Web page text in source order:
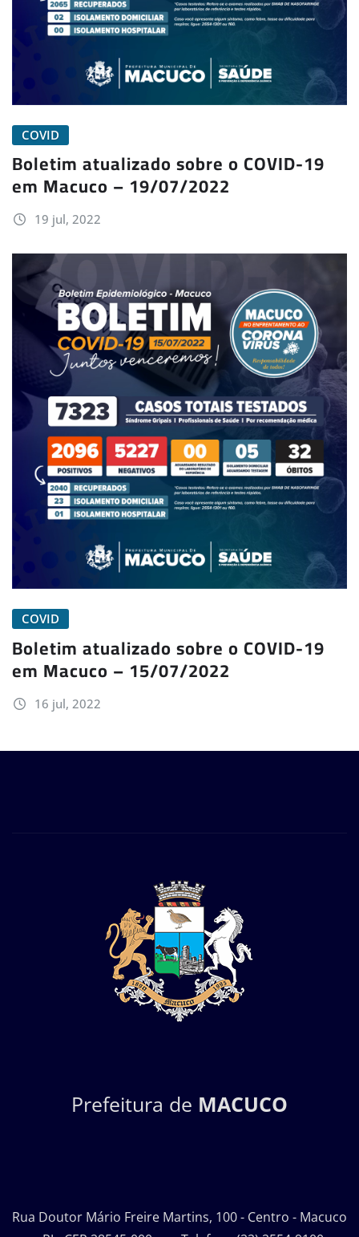
COVID
Boletim atualizado sobre o COVID-19
em Macuco – 19/07/2022
19 jul, 2022
COVID
Boletim atualizado sobre o COVID-19
em Macuco – 15/07/2022
16 jul, 2022
Prefeitura de MACUCO
Rua Doutor Mário Freire Martins, 100 - Centro - Macuco